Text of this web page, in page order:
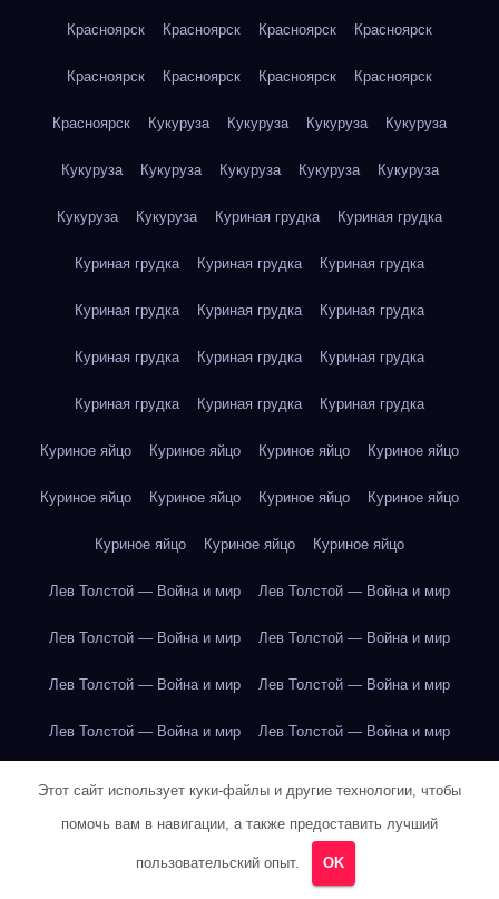
Красноярск Красноярск Красноярск Красноярск
Красноярск Красноярск Красноярск Красноярск
Красноярск Кукуруза Кукуруза Кукуруза Кукуруза
Кукуруза Кукуруза Кукуруза Кукуруза Кукуруза
Кукуруза Кукуруза Куриная грудка Куриная грудка
Куриная грудка Куриная грудка Куриная грудка
Куриная грудка Куриная грудка Куриная грудка
Куриная грудка Куриная грудка Куриная грудка
Куриная грудка Куриная грудка Куриная грудка
Куриное яйцо Куриное яйцо Куриное яйцо Куриное яйцо
Куриное яйцо Куриное яйцо Куриное яйцо Куриное яйцо
Куриное яйцо Куриное яйцо Куриное яйцо
Лев Толстой — Война и мир Лев Толстой — Война и мир
Лев Толстой — Война и мир Лев Толстой — Война и мир
Лев Толстой — Война и мир Лев Толстой — Война и мир
Лев Толстой — Война и мир Лев Толстой — Война и мир
Лев Толстой — Война и мир Лев Толстой — Война и мир
Лев Толстой — Война и мир Лев Толстой — Война и мир
Этот сайт использует куки-файлы и другие технологии, чтобы
помочь вам в навигации, а также предоставить лучший
пользовательский опыт. OK